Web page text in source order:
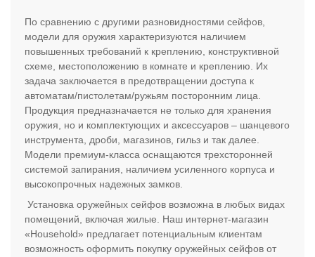
По сравнению с другими разновидностями сейфов,
модели для оружия характеризуются наличием
повышенных требований к креплению, конструктивной
схеме, местоположению в комнате и креплению. Их
задача заключается в предотвращении доступа к
автоматам/пистолетам/ружьям посторонним лица.
Продукция предназначается не только для хранения
оружия, но и комплектующих и аксессуаров – шанцевого
инструмента, дроби, магазинов, гильз и так далее.
Модели премиум-класса оснащаются трехсторонней
системой запирания, наличием усиленного корпуса и
высокопрочных надежных замков.
Установка оружейных сейфов возможна в любых видах
помещений, включая жилые. Наш интернет-магазин
«Household» предлагает потенциальным клиентам
возможность оформить покупку оружейных сейфов от